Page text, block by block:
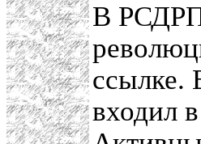
В РСДРП
ссылке.
входил